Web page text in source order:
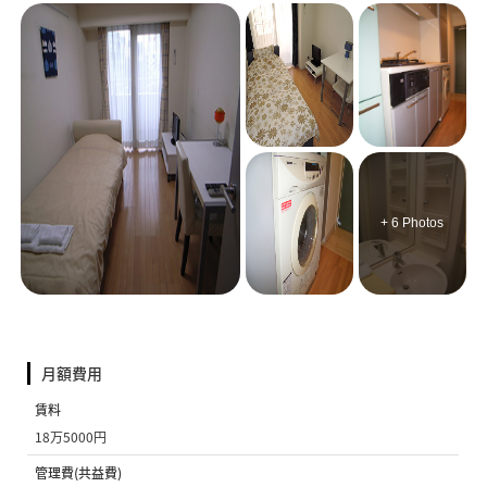
+ 6 Photos
月額費用
賃料
18万5000円
管理費(共益費)